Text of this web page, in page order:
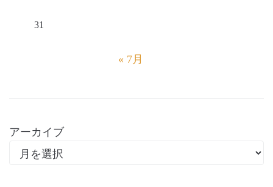
31
« 7月
アーカイブ